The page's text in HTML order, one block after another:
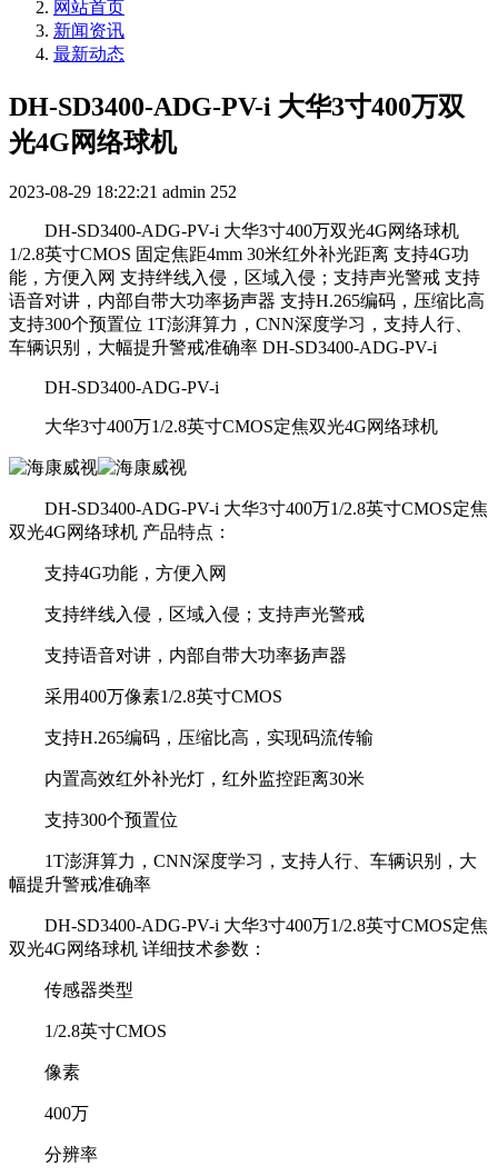
网站首页
新闻资讯
最新动态
DH-SD3400-ADG-PV-i 大华3寸400万双
光4G网络球机
2023-08-29 18:22:21 admin 252
DH-SD3400-ADG-PV-i 大华3寸400万双光4G网络球机
1/2.8英寸CMOS 固定焦距4mm 30米红外补光距离 支持4G功
能，方便入网 支持绊线入侵，区域入侵；支持声光警戒 支持
语音对讲，内部自带大功率扬声器 支持H.265编码，压缩比高
支持300个预置位 1T澎湃算力，CNN深度学习，支持人行、
车辆识别，大幅提升警戒准确率 DH-SD3400-ADG-PV-i
DH-SD3400-ADG-PV-i
大华3寸400万1/2.8英寸CMOS定焦双光4G网络球机
DH-SD3400-ADG-PV-i 大华3寸400万1/2.8英寸CMOS定焦
双光4G网络球机 产品特点：
支持4G功能，方便入网
支持绊线入侵，区域入侵；支持声光警戒
支持语音对讲，内部自带大功率扬声器
采用400万像素1/2.8英寸CMOS
支持H.265编码，压缩比高，实现码流传输
内置高效红外补光灯，红外监控距离30米
支持300个预置位
1T澎湃算力，CNN深度学习，支持人行、车辆识别，大
幅提升警戒准确率
DH-SD3400-ADG-PV-i 大华3寸400万1/2.8英寸CMOS定焦
双光4G网络球机 详细技术参数：
传感器类型
1/2.8英寸CMOS
像素
400万
分辨率